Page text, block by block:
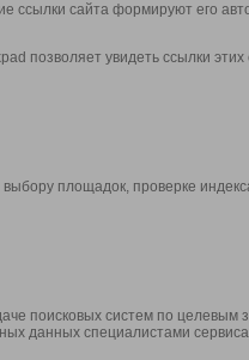
ссылки сайта формируют его
позволяет увидеть ссылки этих
площадок, проверке
поисковых систем по
данных специалистами